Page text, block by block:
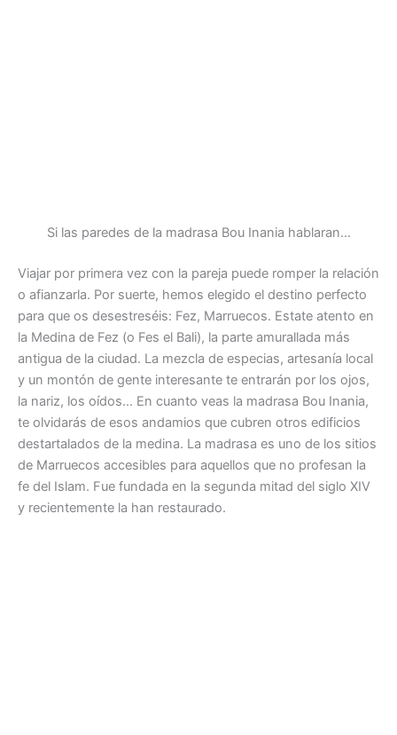
Si las paredes de la madrasa Bou Inania hablaran…
Viajar por primera vez con la pareja puede romper la relación
o afianzarla. Por suerte, hemos elegido el destino perfecto
para que os desestreséis: Fez, Marruecos. Estate atento en
la Medina de Fez (o Fes el Bali), la parte amurallada más
antigua de la ciudad. La mezcla de especias, artesanía local
y un montón de gente interesante te entrarán por los ojos,
la nariz, los oídos… En cuanto veas la madrasa Bou Inania,
te olvidarás de esos andamios que cubren otros edificios
destartalados de la medina. La madrasa es uno de los sitios
de Marruecos accesibles para aquellos que no profesan la
fe del Islam. Fue fundada en la segunda mitad del siglo XIV
y recientemente la han restaurado.